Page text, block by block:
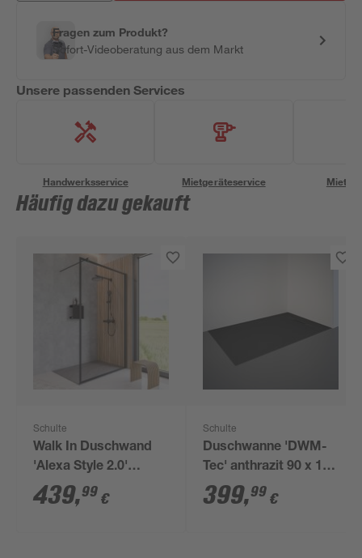
Fragen zum Produkt?
Sofort-Videoberatung aus dem Markt
Unsere passenden Services
Handwerksservice Mietgeräteservice
Häufig dazu gekauft
Schulte
Walk In Duschwand
'Alexa Style 2.0'
schwarz 100 x 200 cm
439,99 €
Schulte
Duschwanne 'DWM-
Tec' anthrazit 90 x 140
cm
399,99 €